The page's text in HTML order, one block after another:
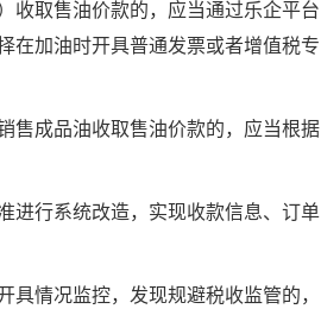
取售油价款的，应当通过乐企平台
在加油时开具普通发票或者增值税专
成品油收取售油价款的，应当根据
行系统改造，实现收款信息、订单
情况监控，发现规避税收监管的，